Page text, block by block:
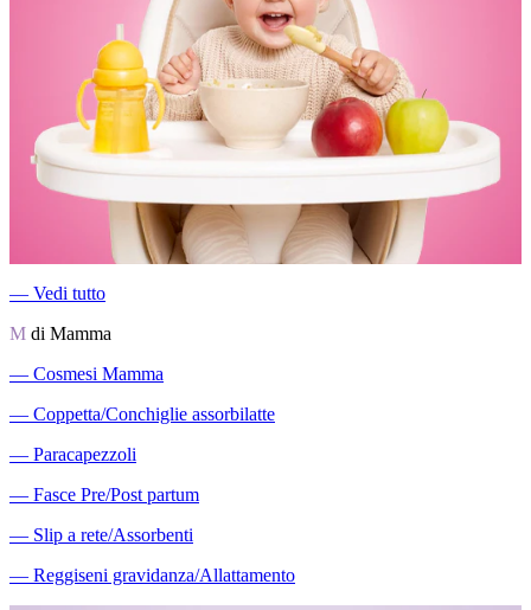
― Vedi tutto
M di Mamma
― Cosmesi Mamma
― Coppetta/Conchiglie assorbilatte
― Paracapezzoli
― Fasce Pre/Post partum
― Slip a rete/Assorbenti
― Reggiseni gravidanza/Allattamento